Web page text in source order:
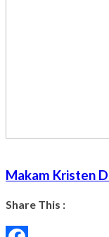
Makam Kristen
Share This :